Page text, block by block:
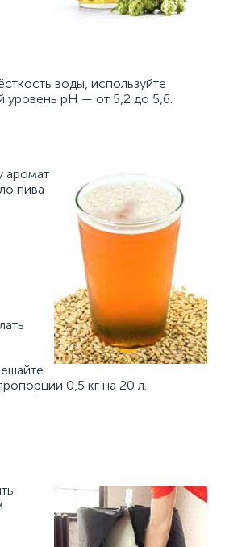
воды, используйте
уровень pH — от 5,2 до 5,6.
аромат
пива
0,5 кг на 20 л.